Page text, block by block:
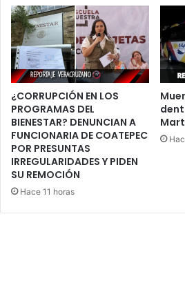
¿CORRUPCIÓN EN LOS
PROGRAMAS DEL
BIENESTAR? DENUNCIAN A
FUNCIONARIA DE COATEPEC
POR PRESUNTAS
IRREGULARIDADES Y PIDEN
SU REMOCIÓN
Hace 11 horas